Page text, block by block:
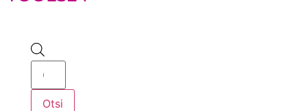
Products
search
Otsi